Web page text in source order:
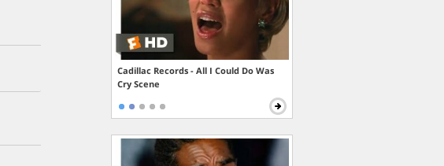
Cadillac Records - All I Could Do Was
Cry Scene